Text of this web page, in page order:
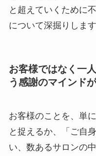
と超えていくために
について深掘りします
お客様ではなく一
う感謝のマインド
お客様のことを、単
と捉えるか、「ご自
い、数あるサロンの